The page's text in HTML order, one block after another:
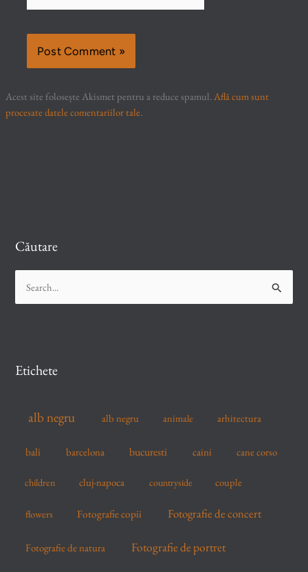
Acest site folosește Akismet pentru a reduce spamul.Află cum sunt
procesate datele comentariilor tale.
Căutare
e
h
Etichete
alb negru alb negru animale arhitectura
bali barcelona bucuresti caini cane corso
children cluj-napoca countryside couple
flowers Fotografie copii Fotografie de concert
Fotografie de natura Fotografie de portret